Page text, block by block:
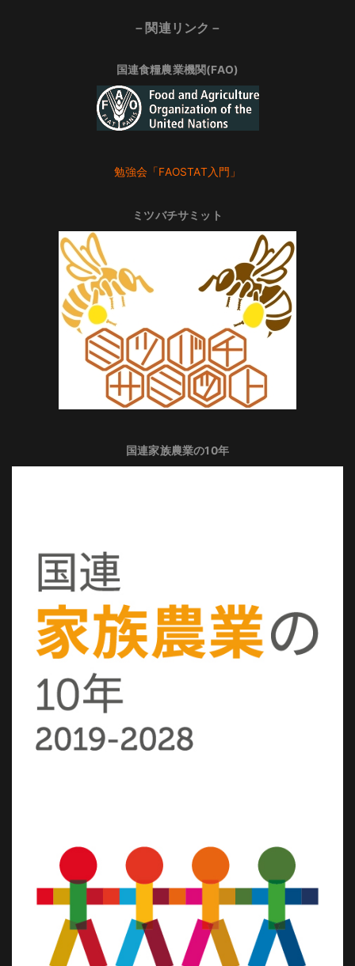
－関連リンク－
国連食糧農業機関(FAO)
勉強会「FAOSTAT入門」
ミツバチサミット
国連家族農業の10年